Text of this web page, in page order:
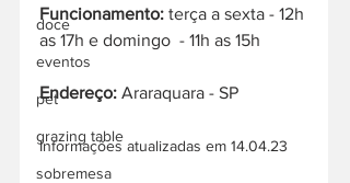
doce
eventos
pet
grazing table
sobremesa
Funcionamento: terça a sexta - 12h
as 17h e domingo  - 11h as 15h
Endereço: Araraquara - SP
Informações atualizadas em 14.04.23